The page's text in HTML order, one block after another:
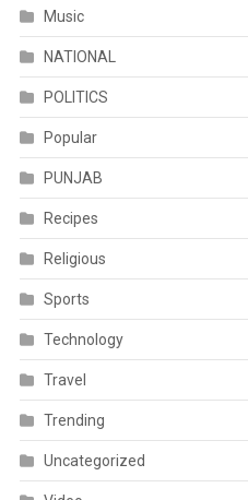
Music
NATIONAL
POLITICS
Popular
PUNJAB
Recipes
Religious
Sports
Technology
Travel
Trending
Uncategorized